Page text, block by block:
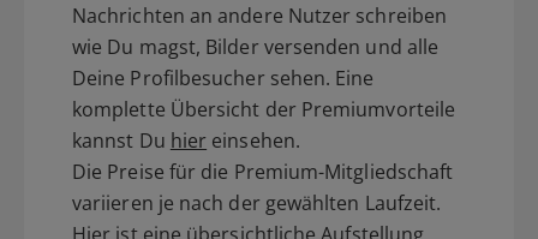
Nachrichten an andere Nutzer schreiben
wie Du magst, Bilder versenden und alle
Deine Profilbesucher sehen. Eine
komplette Übersicht der Premiumvorteile
kannst Du hier einsehen.
Die Preise für die Premium-Mitgliedschaft
variieren je nach der gewählten Laufzeit.